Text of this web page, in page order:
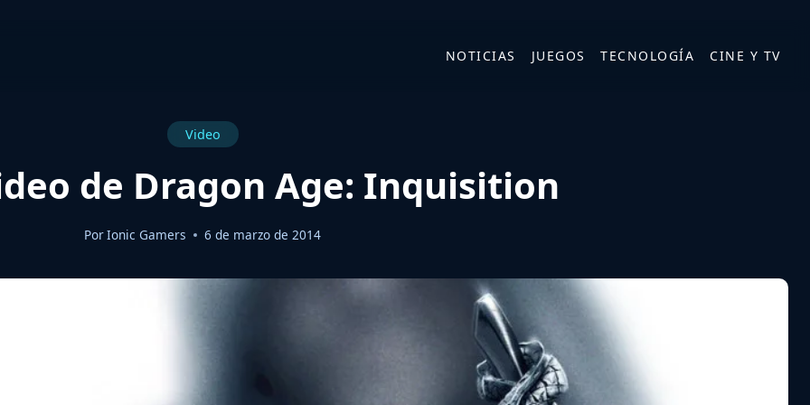
NOTICIAS JUEGOS TECNOLOGÍA CINE Y TV
Video
de Dragon Age: Inquisition
PorIonic Gamers 6 de marzo de 2014